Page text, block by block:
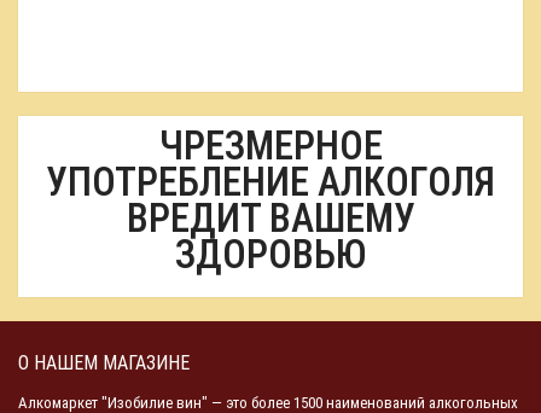
ЧРЕЗМЕРНОЕ
УПОТРЕБЛЕНИЕ АЛКОГОЛЯ
ВРЕДИТ ВАШЕМУ
ЗДОРОВЬЮ
О НАШЕМ МАГАЗИНЕ
Алкомаркет "Изобилие вин" — это более 1500 наименований алкогольных